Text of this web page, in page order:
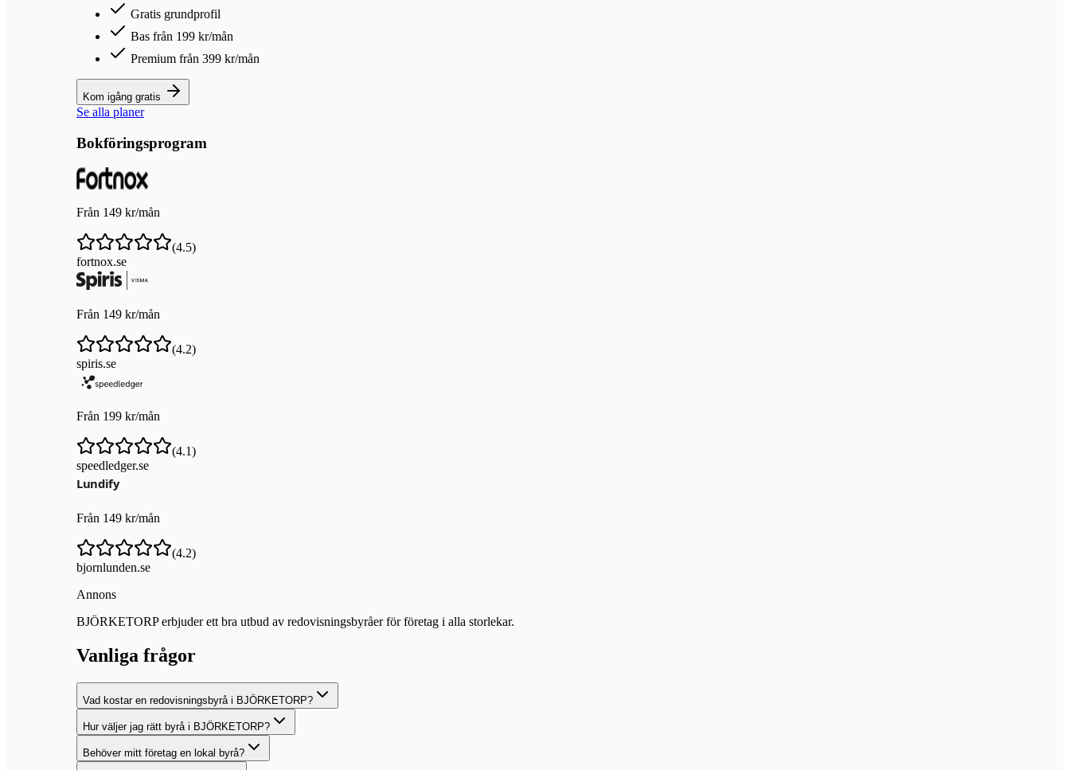
Gratis grundprofil
Bas från 199 kr/mån
Premium från 399 kr/mån
Kom igång gratis
Se alla planer
Bokföringsprogram
Från 149 kr/mån
(4.5)
fortnox.se
Från 149 kr/mån
(4.2)
spiris.se
Från 199 kr/mån
(4.1)
speedledger.se
Från 149 kr/mån
(4.2)
bjornlunden.se
Annons
BJÖRKETORP erbjuder ett bra utbud av redovisningsbyråer för företag i alla storlekar.
Vanliga frågor
Vad kostar en redovisningsbyrå i BJÖRKETORP?
Hur väljer jag rätt byrå i BJÖRKETORP?
Behöver mitt företag en lokal byrå?